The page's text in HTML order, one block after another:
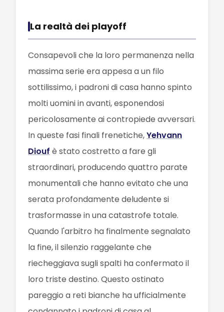
La realtà dei playoff
Consapevoli che la loro permanenza nella
massima serie era appesa a un filo
sottilissimo, i padroni di casa hanno spinto
molti uomini in avanti, esponendosi
pericolosamente ai contropiede avversari.
In queste fasi finali frenetiche,Yehvann
Diouf è stato costretto a fare gli
straordinari, producendo quattro parate
monumentali che hanno evitato che una
serata profondamente deludente si
trasformasse in una catastrofe totale.
Quando l'arbitro ha finalmente segnalato
la fine, il silenzio raggelante che
riecheggiava sugli spalti ha confermato il
loro triste destino. Questo ostinato
pareggio a reti bianche ha ufficialmente